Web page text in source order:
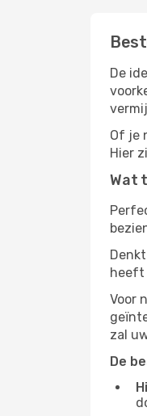
De
Of je
Hier
Wat
heeft
Voor
zal
De